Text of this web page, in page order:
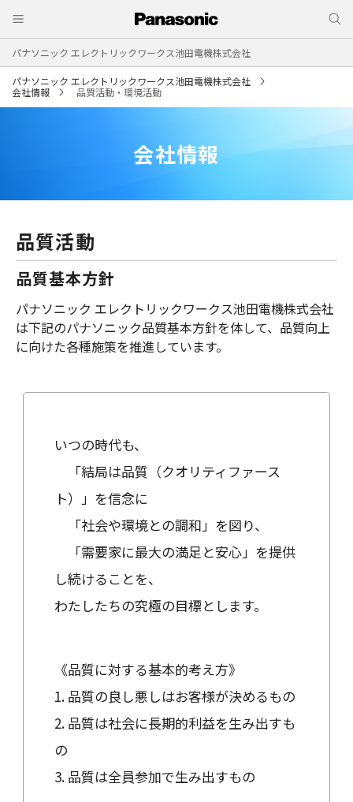
パナソニック エレクトリックワークス池田電機株式会社
パナソニック エレクトリックワークス池田電機株式会社
会社情報
品質活動・環境活動
会社情報
品質活動
品質基本方針
パナソニック エレクトリックワークス池田電機株式会社
は下記のパナソニック品質基本方針を体して、品質向上
に向けた各種施策を推進しています。
いつの時代も、
「結局は品質（クオリティファース
ト）」を信念に
「社会や環境との調和」を図り、
「需要家に最大の満足と安心」を提供
し続けることを、
わたしたちの究極の目標とします。
《品質に対する基本的考え方》
1. 品質の良し悪しはお客様が決めるもの
2. 品質は社会に長期的利益を生み出すも
の
3. 品質は全員参加で生み出すもの